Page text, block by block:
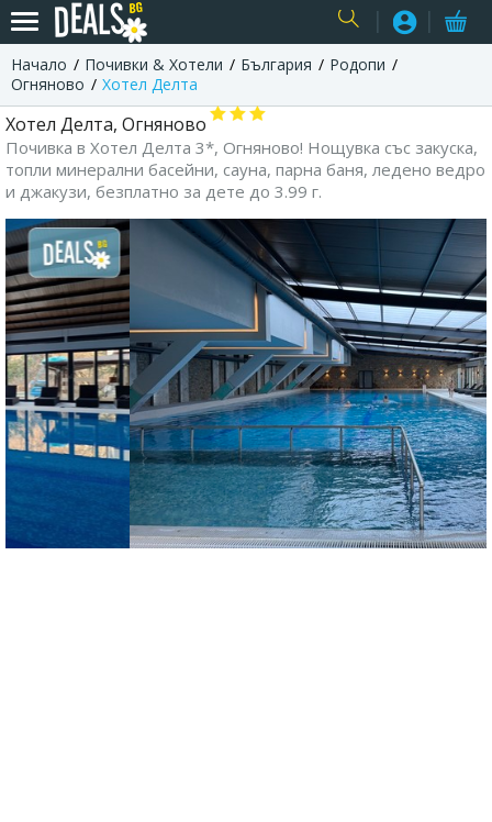
Начало Почивки & Хотели България
Родопи
Огняново
Хотел Делта
Хотел Делта, Огняново
Почивка в Хотел Делта 3*, Огняново! Нощувка със закуска,
топли минерални басейни, сауна, парна баня, ледено ведро
и джакузи, безплатно за дете до 3.99 г.